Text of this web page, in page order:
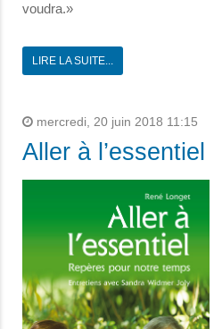
voudra.»
LIRE LA SUITE...
mercredi, 20 juin 2018 11:15
Aller à l’essentiel